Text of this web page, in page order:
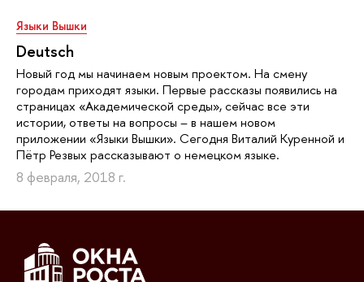
Языки Вышки
Deutsch
Новый год мы начинаем новым проектом. На смену
городам приходят языки. Первые рассказы появились на
страницах «Академической среды», сейчас все эти
истории, ответы на вопросы – в нашем новом
приложении «Языки Вышки». Сегодня Виталий Куренной и
Пётр Резвых рассказывают о немецком языке.
8 февраля, 2018 г.